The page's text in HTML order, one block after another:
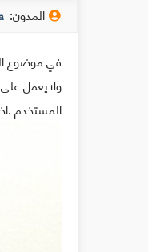
المدون:
في موضوع
ولايعمل
المستخدم